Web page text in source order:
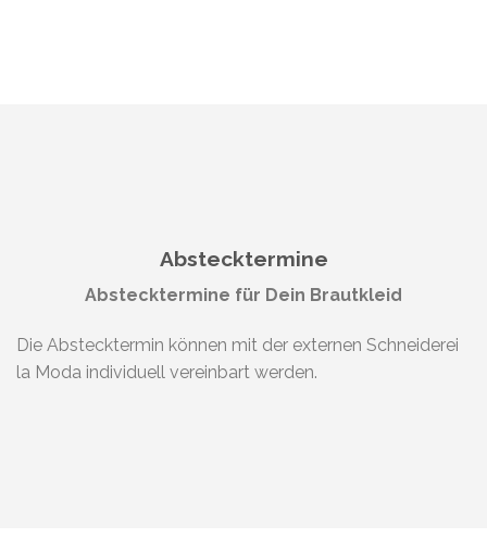
Abstecktermine
Abstecktermine für Dein Brautkleid
Die Abstecktermin können mit der externen Schneiderei
la Moda individuell vereinbart werden.